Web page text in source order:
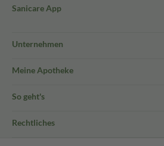
Sanicare App
Unternehmen
Meine Apotheke
So geht's
Rechtliches